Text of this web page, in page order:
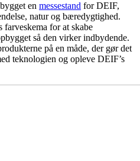
en messestand for DEIF,
natur og bæredygtighed.
farveskema for at skabe
så den virker indbydende.
på en måde, der gør det
teknologien og opleve DEIF’s